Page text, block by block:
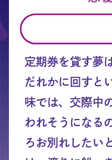
定期券を貸す夢
だれかに回すと
味では、交際中
われそうになる
ろお別れしたい